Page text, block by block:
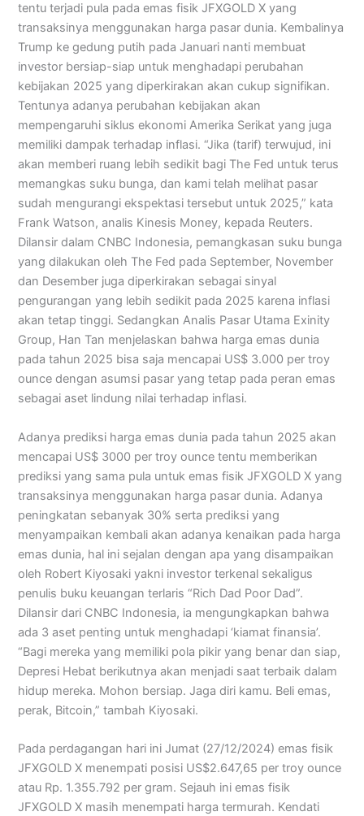
tentu terjadi pula pada emas fisik JFXGOLD X yang
transaksinya menggunakan harga pasar dunia. Kembalinya
Trump ke gedung putih pada Januari nanti membuat
investor bersiap-siap untuk menghadapi perubahan
kebijakan 2025 yang diperkirakan akan cukup signifikan.
Tentunya adanya perubahan kebijakan akan
mempengaruhi siklus ekonomi Amerika Serikat yang juga
memiliki dampak terhadap inflasi. “Jika (tarif) terwujud, ini
akan memberi ruang lebih sedikit bagi The Fed untuk terus
memangkas suku bunga, dan kami telah melihat pasar
sudah mengurangi ekspektasi tersebut untuk 2025,” kata
Frank Watson, analis Kinesis Money, kepada Reuters.
Dilansir dalam CNBC Indonesia, pemangkasan suku bunga
yang dilakukan oleh The Fed pada September, November
dan Desember juga diperkirakan sebagai sinyal
pengurangan yang lebih sedikit pada 2025 karena inflasi
akan tetap tinggi. Sedangkan Analis Pasar Utama Exinity
Group, Han Tan menjelaskan bahwa harga emas dunia
pada tahun 2025 bisa saja mencapai US$ 3.000 per troy
ounce dengan asumsi pasar yang tetap pada peran emas
sebagai aset lindung nilai terhadap inflasi.
Adanya prediksi harga emas dunia pada tahun 2025 akan
mencapai US$ 3000 per troy ounce tentu memberikan
prediksi yang sama pula untuk emas fisik JFXGOLD X yang
transaksinya menggunakan harga pasar dunia. Adanya
peningkatan sebanyak 30% serta prediksi yang
menyampaikan kembali akan adanya kenaikan pada harga
emas dunia, hal ini sejalan dengan apa yang disampaikan
oleh Robert Kiyosaki yakni investor terkenal sekaligus
penulis buku keuangan terlaris “Rich Dad Poor Dad”.
Dilansir dari CNBC Indonesia, ia mengungkapkan bahwa
ada 3 aset penting untuk menghadapi ‘kiamat finansia’.
“Bagi mereka yang memiliki pola pikir yang benar dan siap,
Depresi Hebat berikutnya akan menjadi saat terbaik dalam
hidup mereka. Mohon bersiap. Jaga diri kamu. Beli emas,
perak, Bitcoin,” tambah Kiyosaki.
Pada perdagangan hari ini Jumat (27/12/2024) emas fisik
JFXGOLD X menempati posisi US$2.647,65 per troy ounce
atau Rp. 1.355.792 per gram. Sejauh ini emas fisik
JFXGOLD X masih menempati harga termurah. Kendati